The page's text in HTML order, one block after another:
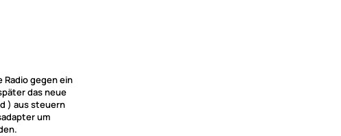
Radio gegen ein
das neue
) aus steuern
um